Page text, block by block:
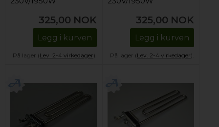
325,00 NOK
Legg i kurven
På lager (Lev. 2-4 virkedager).
325,00 NOK
Legg i kurven
På lager (Lev. 2-4 virkedager).